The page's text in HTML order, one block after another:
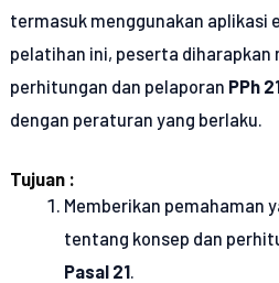
termasuk menggunakan aplikasi
pelatihan ini, peserta diharapkan
perhitungan dan pelaporan PPh
dengan peraturan yang berlaku.
Tujuan :
Memberikan pemahaman
tentang konsep dan
Pasal 21.